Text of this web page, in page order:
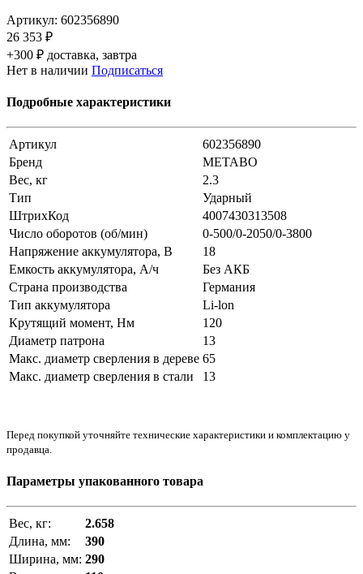
Артикул: 602356890
26 353 ₽
+300 ₽ доставка, завтра
Нет в наличии Подписаться
Подробные характеристики
Артикул
602356890
Бренд
METABO
Вес, кг
2.3
Тип
Ударный
ШтрихКод
4007430313508
Число оборотов (об/мин)
0-500/0-2050/0-3800
Напряжение аккумулятора, В
18
Емкость аккумулятора, А/ч
Без АКБ
Страна производства
Германия
Тип аккумулятора
Li-lon
Крутящий момент, Нм
120
Диаметр патрона
13
Макс. диаметр сверления в дереве 65
Макс. диаметр сверления в стали
13
Перед покупкой уточняйте технические характеристики и комплектацию у
продавца.
Параметры упакованного товара
Вес, кг:
2.658
Длина, мм:
390
Ширина, мм: 290